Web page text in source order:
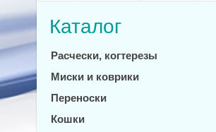
Каталог
Расчески, когтерезы
Миски и коврики
Переноски
Кошки